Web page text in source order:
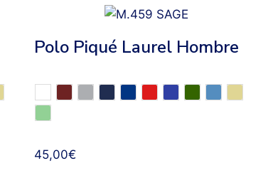
Polo Piqué Laurel Hombre
45,00€